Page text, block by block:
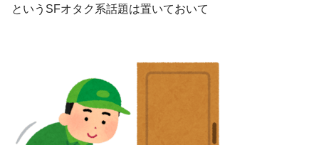
というSFオタク系話題は置いておいて